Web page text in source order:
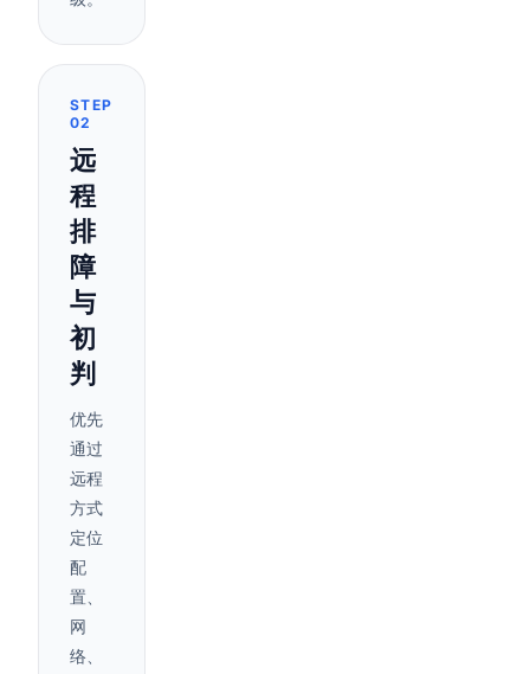
STEP
02
远
程
排
障
与
初
判
优先
通过
远程
方式
定位
配
置、
网
络、